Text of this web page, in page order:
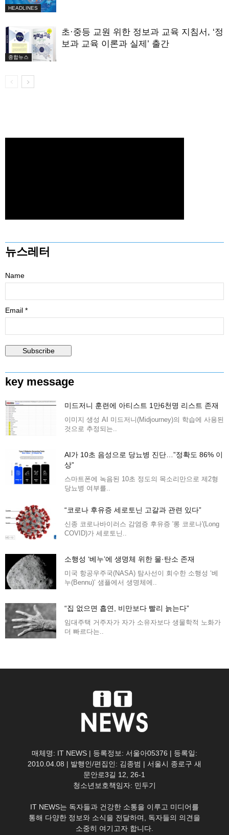
HEADLINES
종합뉴스
초·중등 교원 위한 정보과 교육 지침서, ‘정
보과 교육 이론과 실제’ 출간
뉴스레터
Name
Email *
key message
미드저니 훈련에 아티스트 1만6천명 리스트 존재
이미지 생성 AI 미드저니(Midjourney)의 학습에 사용된
것으로 추정되는..
AI가 10초 음성으로 당뇨병 진단…”정확도 86% 이
상”
스마트폰에 녹음된 10초 정도의 목소리만으로 제2형
당뇨병 여부를..
“코로나 후유증 세로토닌 고갈과 관련 있다”
신종 코로나바이러스 감염증 후유증 '롱 코로나'(Long
COVID)가 세로토닌..
소행성 ‘베누’에 생명체 위한 물·탄소 존재
미국 항공우주국(NASA) 탐사선이 회수한 소행성 ‘베
누(Bennu)’ 샘플에서 생명체에..
“집 없으면 흡연, 비만보다 빨리 늙는다”
임대주택 거주자가 자가 소유자보다 생물학적 노화가
더 빠르다는..
매체명: IT NEWS | 등록정보: 서울아05376 | 등록일:
2010.04.08 | 발행인/편집인: 김종범 | 서울시 종로구 새
문안로3길 12, 26-1
청소년보호책임자: 민두기
IT NEWS는 독자들과 건강한 소통을 이루고 미디어를
통해 다양한 정보와 소식을 전달하며, 독자들의 의견을
소중히 여기고자 합니다.